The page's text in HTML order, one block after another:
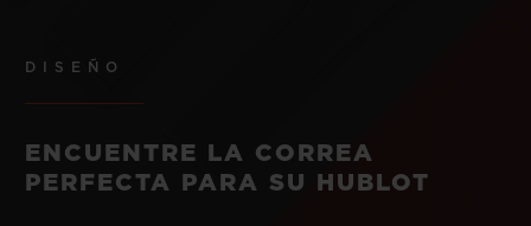
DISEÑO
ENCUENTRE LA CORREA
PERFECTA PARA SU HUBLOT